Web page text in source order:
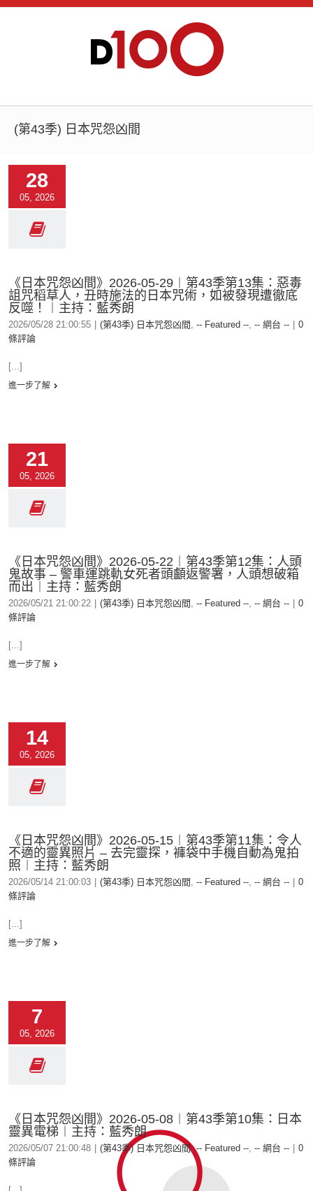
(第43季) 日本咒怨凶間
28
05, 2026
《日本咒怨凶間》2026-05-29︱第43季第13集：惡毒
詛咒稻草人，丑時施法的日本咒術，如被發現遭徹底
反噬！︱主持：藍秀朗
2026/05/28 21:00:55 (第43季) 日本咒怨凶間 , -- Featured --, -- 網台 --
0
條評論
[...]
進一步了解
21
05, 2026
《日本咒怨凶間》2026-05-22︱第43季第12集：人頭
鬼故事 – 警車運跳軌女死者頭顱返警署，人頭想破箱
而出︱主持：藍秀朗
2026/05/21 21:00:22 (第43季) 日本咒怨凶間 , -- Featured --, -- 網台 --
0
條評論
[...]
進一步了解
14
05, 2026
《日本咒怨凶間》2026-05-15︱第43季第11集：令人
不適的靈異照片 – 去完靈探，褲袋中手機自動為鬼拍
照︱主持：藍秀朗
2026/05/14 21:00:03 (第43季) 日本咒怨凶間 , -- Featured --, -- 網台 --
0
條評論
[...]
進一步了解
7
05, 2026
《日本咒怨凶間》2026-05-08︱第43季第10集：日本
靈異電梯︱主持：藍秀朗
2026/05/07 21:00:48 (第43季) 日本咒怨凶間,-- Featured --, -- 網台 --
0
條評論